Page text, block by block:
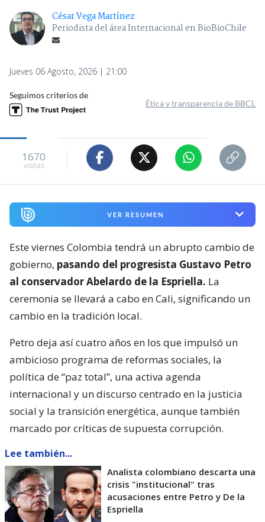
César Vega Martínez
Periodista del área Internacional en BioBioChile
Jueves 06 Agosto, 2026 | 21:00
Seguimos criterios de
Ética y transparencia de BBCL
1670
visitas
VER RESUMEN
Este viernes Colombia tendrá un abrupto cambio de
gobierno, pasando del progresista Gustavo Petro
al conservador Abelardo de la Espriella. La
ceremonia se llevará a cabo en Cali, significando un
cambio en la tradición local.
Petro deja así cuatro años en los que impulsó un
ambicioso programa de reformas sociales, la
política de “paz total”, una activa agenda
internacional y un discurso centrado en la justicia
social y la transición energética, aunque también
marcado por críticas de supuesta corrupción.
Lee también...
Analista colombiano descarta una
crisis "institucional" tras
acusaciones entre Petro y De la
Espriella